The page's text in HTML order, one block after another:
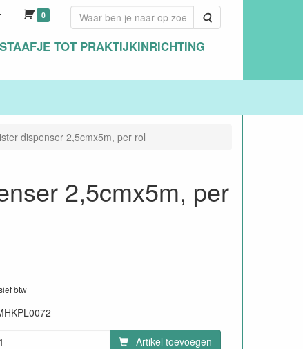
TOT PRAKTIJKINRICHTING
0 Zoeken
dispenser 2,5cmx5m, per rol
2,5cmx5m, per
btw
Artikel toevoegen